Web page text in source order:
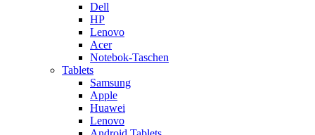
Dell
HP
Lenovo
Acer
Notebok-Taschen
Tablets
Samsung
Apple
Huawei
Lenovo